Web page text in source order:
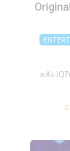
2026-
08-
หลัง